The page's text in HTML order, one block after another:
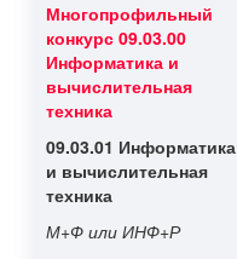
Многопрофильный
конкурс 09.03.00
Информатика и
вычислительная
техника
09.03.01 Информатика
и вычислительная
техника
М+Ф или ИНФ+Р